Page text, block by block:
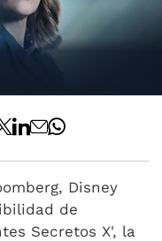
Disney
de
Secretos X', la